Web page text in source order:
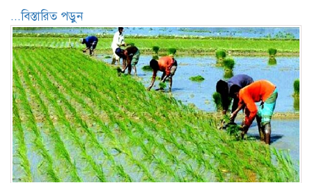
...বিস্তারিত পড়ুন